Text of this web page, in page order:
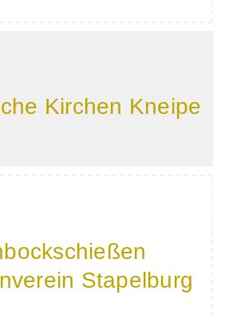
Kirchen Kneipe
Stapelburg